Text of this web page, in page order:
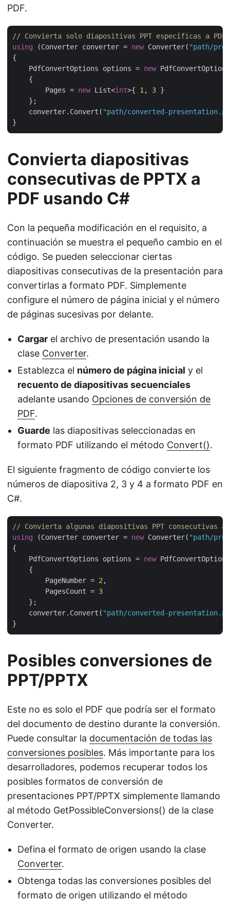
PDF.
// Convierta solo diapositivas PPT específicas a PDF
using (Converter converter = new Converter( "path/
{
    PdfConvertOptions options =
new PdfConvertOptions
    {
        Pages =
new List<int>{ 1 , 3 }
    };
    converter.Convert(
"path/converted-
Convierta diapositivas
consecutivas de PPTX a
PDF usando C#
Con la pequeña modificación en el requisito, a
continuación se muestra el pequeño cambio en el
código. Se pueden seleccionar ciertas
diapositivas consecutivas de la presentación para
convertirlas a formato PDF. Simplemente
configure el número de página inicial y el número
de páginas sucesivas por delante.
Cargar el archivo de presentación usando la
clase Converter.
Establezca el número de página inicial y el
recuento de diapositivas secuenciales
adelante usando Opciones de conversión de
PDF.
Guarde las diapositivas seleccionadas en
formato PDF utilizando el método Convert().
El siguiente fragmento de código convierte los
números de diapositiva 2, 3 y 4 a formato PDF en
C#.
// Convierta algunas diapositivas PPT consecutivas a
using (Converter converter = new Converter( "path/
{
    PdfConvertOptions options =
new PdfConvertOptions
    {
        PageNumber =
2 ,
        PagesCount =
3
    };
    converter.Convert(
"path/converted-
Posibles conversiones de
PPT/PPTX
Este no es solo el PDF que podría ser el formato
del documento de destino durante la conversión.
Puede consultar la documentación de todas las
conversiones posibles. Más importante para los
desarrolladores, podemos recuperar todos los
posibles formatos de conversión de
presentaciones PPT/PPTX simplemente llamando
al método GetPossibleConversions() de la clase
Converter.
Defina el formato de origen usando la clase
Converter.
Obtenga todas las conversiones posibles del
formato de origen utilizando el método